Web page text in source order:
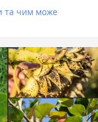
та чим може